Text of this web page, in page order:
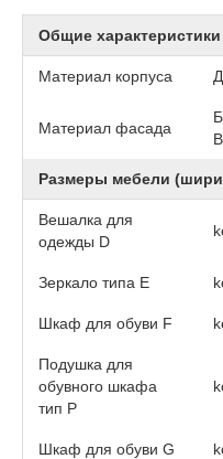
Общие характеристики
Материал корпуса
Материал фасада
Размеры мебели
Вешалка для
одежды D
Зеркало типа E
Шкаф для обуви F
Подушка для
обувного шкафа
тип P
Шкаф для обуви G